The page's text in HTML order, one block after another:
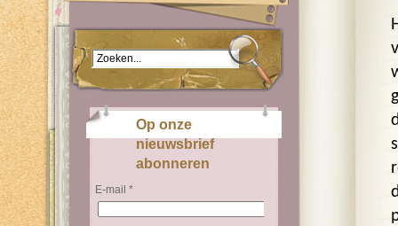
Op onze
nieuwsbrief
abonneren
E-mail *